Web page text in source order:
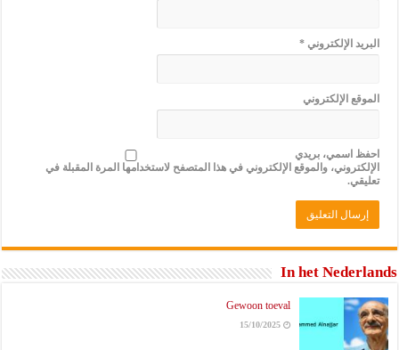
البريد الإلكتروني*
الموقع الإلكتروني
احفظ اسمي، بريدي
الإلكتروني، والموقع الإلكتروني في هذا المتصفح لاستخدامها المرة المقبلة في
تعليقي.
In het Nederlands
Gewoon toeval
15/10/2025